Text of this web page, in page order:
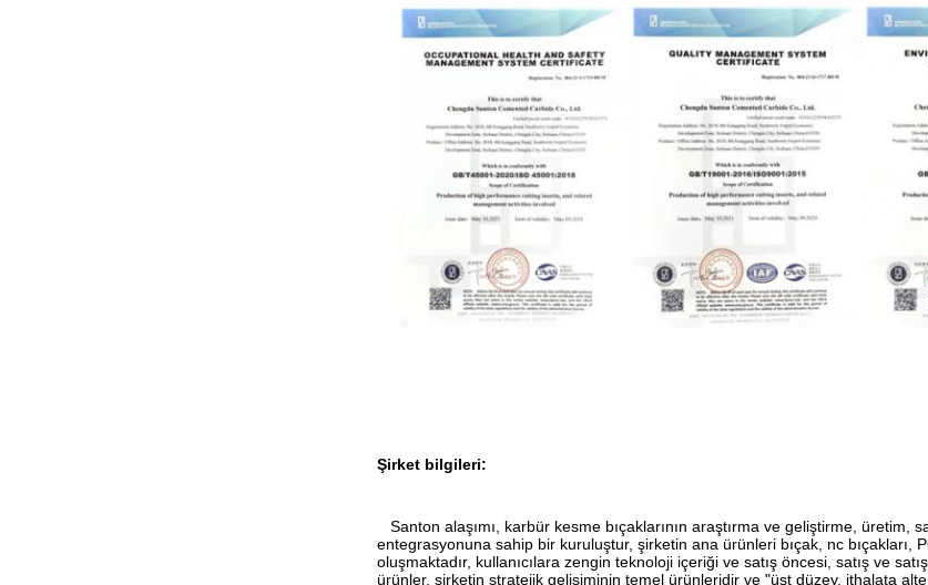
Şirket bilgileri:
Santon alaşımı, karbür kesme bıçaklarının araştırma ve geliştirme, üretim,
entegrasyonuna sahip bir kuruluştur, şirketin ana ürünleri bıçak, nc bıçakları,
oluşmaktadır, kullanıcılara zengin teknoloji içeriği ve satış öncesi, satış ve
ürünler, şirketin stratejik gelişiminin temel ürünleridir ve "üst düzey, ithalata